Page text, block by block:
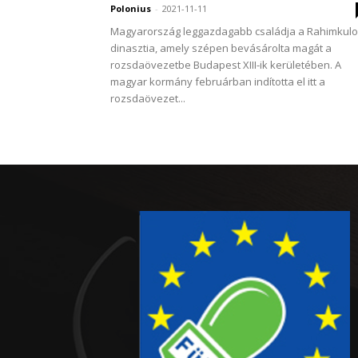
Polonius - 2021-11-11
Magyarország leggazdagabb családja a
dinasztia, amely szépen bevásárolta magát a
rozsdaövezetbe Budapest XIII-ik kerületében. A
magyar kormány februárban indította el itt a
rozsdaövezet...